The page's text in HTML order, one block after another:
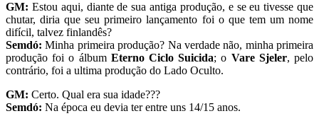
GM: Estou aqui, diante de sua antiga produção, e se eu tivesse que
chutar, diria que seu primeiro lançamento foi o que tem um nome
difícil, talvez finlandês?
Semdó: Minha primeira produção? Na verdade não, minha primeira
produção foi o álbum Eterno Ciclo Suicida; o Vare Sjeler, pelo
contrário, foi a ultima produção do Lado Oculto.
GM: Certo. Qual era sua idade???
Semdó: Na época eu devia ter entre uns 14/15 anos.